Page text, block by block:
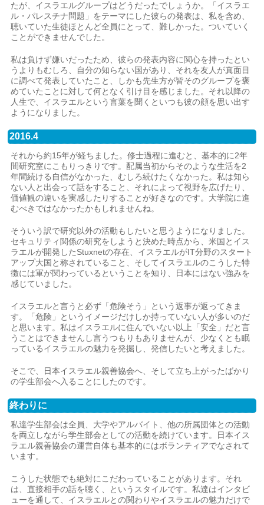
たが、イスラエルグループはどうだったでしょうか。「イスラエ
ル・パレスチナ問題」をテーマにした彼らの発表は、私を含め、
聴いていた生徒ほとんど全員にとって、難しかった。ついていく
ことができませんでした。
私は負けず嫌いだったため、彼らの発表内容に関心を持ったとい
うよりもむしろ、自分の知らない国があり、それを友人が真面目
に調べて発表していたこと、しかも先生方が皆そのグループを褒
めていたことに対して何となく引け目を感じました。それ以降の
人生で、イスラエルという言葉を聞くといつも彼の顔を思い出す
ようになりました。
2016.4
それから約15年が経ちました。修士過程に進むと、基本的に2年
間研究室にこもりっきりです。配属当初からそのような生活を2
年間続ける自信がなかった、むしろ続けたくなかった。私は知ら
ない人と出会って話をすること、それによって視野を広げたり、
価値観の違いを実感したりすることが好きなのです。大学院に進
むべきではなかったかもしれませんね。
そういう訳で研究以外の活動もしたいと思うようになりました。
セキュリティ関係の研究をしようと決めた時点から、米国とイス
ラエルが開発したStuxnetの存在、イスラエルがIT分野のスタート
アップ大国と称されていること、そしてイスラエルのこうした特
徴には軍が関わっているということを知り、日本にはない強みを
感じていました。
イスラエルと言うと必ず「危険そう」という返事が返ってきま
す。「危険」というイメージだけしか持っていない人が多いのだ
と思います。私はイスラエルに住んでいない以上「安全」だと言
うことはできませんし言うつもりもありませんが、少なくとも眠
っているイスラエルの魅力を発掘し、発信したいと考えました。
そこで、日本イスラエル親善協会へ、そして立ち上がったばかり
の学生部会へ入ることにしたのです。
終わりに
私達学生部会は全員、大学やアルバイト、他の所属団体との活動
を両立しながら学生部会としての活動を続けています。日本イス
ラエル親善協会の運営自体も基本的にはボランティアでなされて
います。
こうした状態でも絶対にこだわっていることがあります。それ
は、直接相手の話を聴く、というスタイルです。私達はインタビ
ューを通して、イスラエルとの関わりやイスラエルの魅力だけで